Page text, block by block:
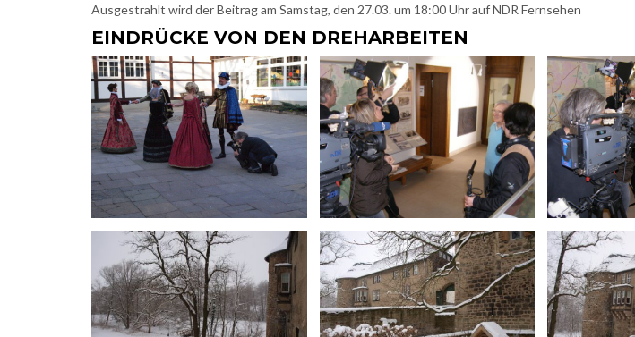
Ausgestrahlt wird der Beitrag am Samstag, den 27.03. um 18:00 Uhr auf NDR Fernsehen
EINDRÜCKE VON DEN DREHARBEITEN